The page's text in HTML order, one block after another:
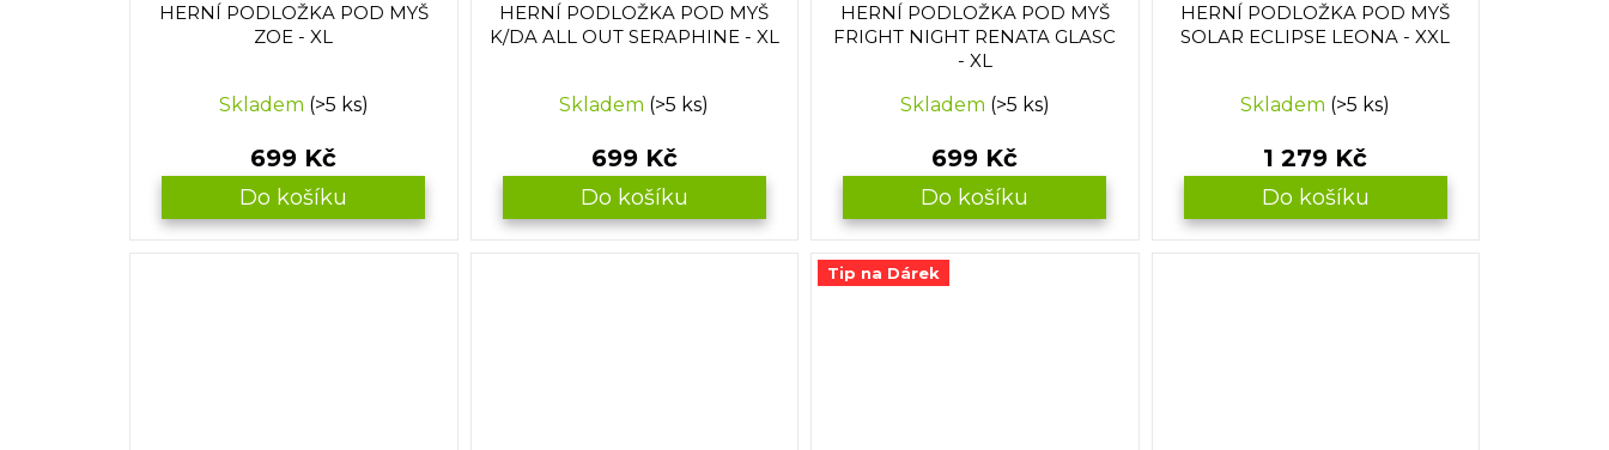
HERNÍ PODLOŽKA POD MYŠ
ZOE - XL
Skladem (>5 ks)
699 Kč
Do košíku
HERNÍ PODLOŽKA POD MYŠ
K/DA ALL OUT SERAPHINE - XL
Skladem (>5 ks)
699 Kč
Do košíku
HERNÍ PODLOŽKA POD MYŠ
FRIGHT NIGHT RENATA GLASC
- XL
Skladem (>5 ks)
699 Kč
Do košíku
HERNÍ PODLOŽKA POD MYŠ
SOLAR ECLIPSE LEONA - XXL
Skladem (>5 ks)
1 279 Kč
Do košíku
Tip na Dárek